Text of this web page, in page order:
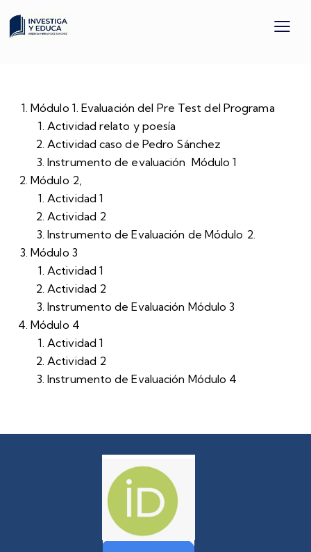
Módulo 1. Evaluación del Pre Test del Programa
Actividad relato y poesía
Actividad caso de Pedro Sánchez
Instrumento de evaluación Módulo 1
Módulo 2,
Actividad 1
Actividad 2
Instrumento de Evaluación de Módulo 2.
Módulo 3
Actividad 1
Actividad 2
Instrumento de Evaluación Módulo 3
Módulo 4
Actividad 1
Actividad 2
Instrumento de Evaluación Módulo 4